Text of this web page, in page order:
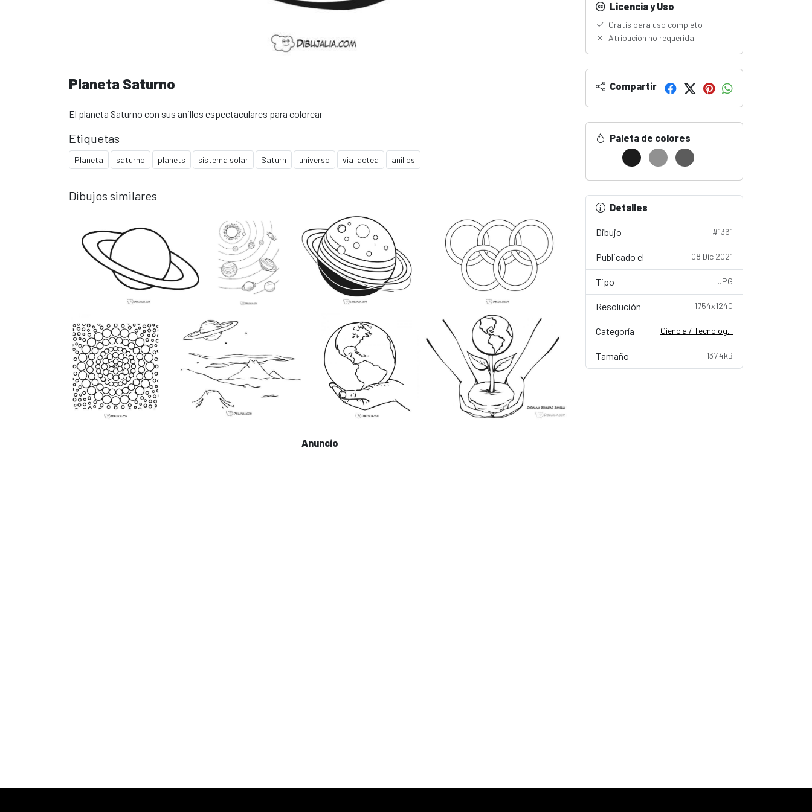
Planeta Saturno
El planeta Saturno con sus anillos espectaculares para colorear
Etiquetas
Planeta saturno planets sistema solar Saturn universo via lactea anillos
Dibujos similares
Anuncio
Licencia y Uso
Gratis para uso completo
Atribución no requerida
Compartir
Paleta de colores
Detalles
Dibujo #1361
Publicado el 08 Dic 2021
Tipo JPG
Resolución 1754x1240
Categoría Ciencia / Tecnolog...
Tamaño 137.4kB